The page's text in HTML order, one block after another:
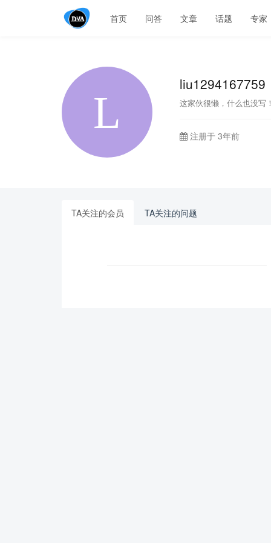
首页 问答 文章 话题 专家
liu1294167759
这家伙很懒，什么也没写！
注册于 3年前
TA关注的会员 TA关注的问题